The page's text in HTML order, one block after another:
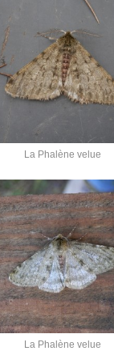
La Phalène velue
La Phalène velue